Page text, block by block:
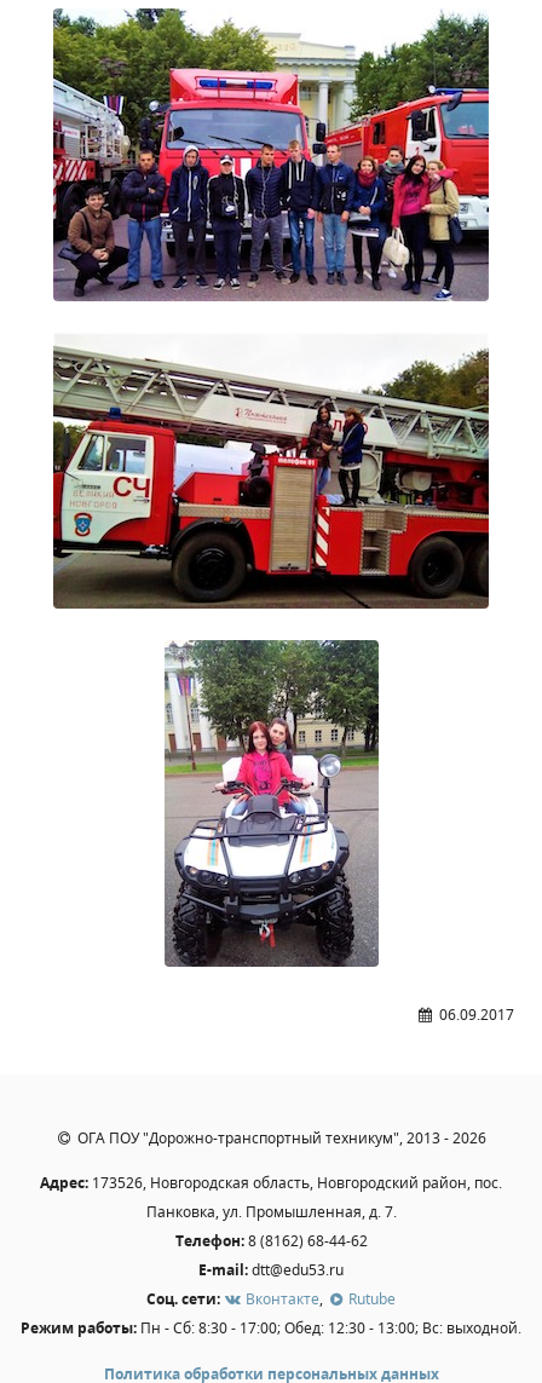
Противодействие коррупции
Всероссийское чемпионатное движение
Региональная инновационная площадка
СВЕДЕНИЯ ОБ ОБРАЗОВАТЕЛЬНОЙ ОРГАНИЗАЦИИ
Основные сведения
Структура и органы управления образовательной
организацией
Документы
Образовательные стандарты и требования
Руководство
Педагогический состав
Материально-техническое обеспечение и
оснащенность образовательного процесса.
Доступная среда
Стипендии и меры поддержки обучающихся
Платные образовательные услуги
Вакантные места для приёма (перевода)
Международное сотрудничество
Организация питания в образовательной
УЧЕБНАЯ РАБОТА
Расписание занятий
Заочное отделение
Локальные акты
Информационная безопасность
Памятные даты военной истории
Пожарная безопасность
Программа воспитания
Противодействие терроризму
Профилактическая работа
Работа педагога-психолога
06.09.2017
ОГА ПОУ "Дорожно-транспортный техникум", 2013 - 2026
Адрес: 173526, Новгородская область, Новгородский район, пос.
Панковка, ул. Промышленная, д. 7.
Телефон:8 (8162) 68-44-62
E-mail:dtt@edu53.ru
Соц. сети:
Вконтакте,
Rutube
Режим работы: Пн - Сб: 8:30 - 17:00; Обед: 12:30 - 13:00; Вс: выходной.
Политика обработки персональных данных